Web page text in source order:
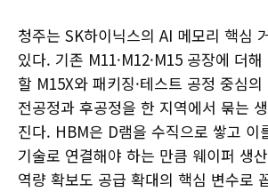
청주는 SK하이닉스의 AI 메모리 핵심
있다. 기존 M11·M12·M15 공장에 더
할 M15X와 패키징·테스트 공정 중심
전공정과 후공정을 한 지역에서 묶는
진다. HBM은 D램을 수직으로 쌓고 이
기술로 연결해야 하는 만큼 웨이퍼 생
역량 확보도 공급 확대의 핵심 변수로